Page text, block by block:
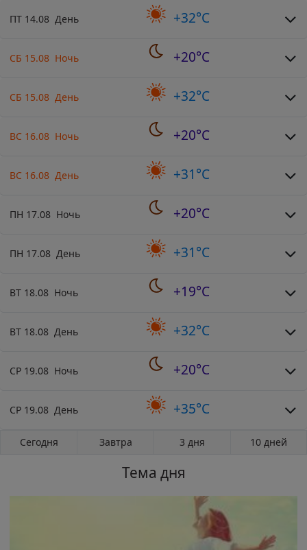
ПТ 14.08 День +32°C
СБ 15.08 Ночь +20°C
СБ 15.08 День +32°C
ВС 16.08 Ночь +20°C
ВС 16.08 День +31°C
ПН 17.08 Ночь +20°C
ПН 17.08 День +31°C
ВТ 18.08 Ночь +19°C
ВТ 18.08 День +32°C
СР 19.08 Ночь +20°C
СР 19.08 День +35°C
Сегодня Завтра 3 дня 10 дней
Тема дня